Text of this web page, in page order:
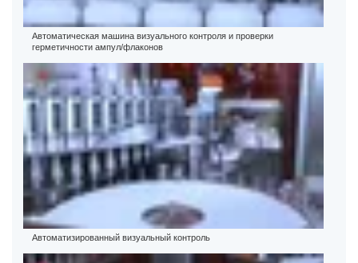
Автоматическая машина визуального контроля и проверки
герметичности ампул/флаконов
Автоматизированный визуальный контроль